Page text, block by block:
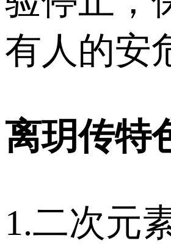
有人的安
离玥传特
1.二次元